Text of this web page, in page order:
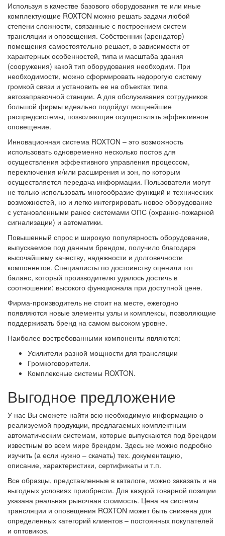
Используя в качестве базового оборудования те или иные
комплектующие ROXTON можно решать задачи любой
степени сложности, связанные с построением систем
трансляции и оповещения. Собственник (арендатор)
помещения самостоятельно решает, в зависимости от
характерных особенностей, типа и масштаба здания
(сооружения) какой тип оборудования необходим. При
необходимости, можно сформировать недорогую систему
громкой связи и установить ее на объектах типа
автозаправочной станции. А для обслуживания сотрудников
большой фирмы идеально подойдут мощнейшие
распредсистемы, позволяющие осуществлять эффективное
оповещение.
Инновационная система ROXTON – это возможность
использовать одновременно несколько постов для
осуществления эффективного управления процессом,
переключения и/или расширения и зон, по которым
осуществляется передача информации. Пользователи могут
не только использовать многообразие функций и технических
возможностей, но и легко интегрировать новое оборудование
с установленными ранее системами ОПС (охранно-пожарной
сигнализации) и автоматики.
Повышенный спрос и широкую популярность оборудование,
выпускаемое под данным брендом, получило благодаря
высочайшему качеству, надежности и долговечности
компонентов. Специалисты по достоинству оценили тот
баланс, который производителю удалось достичь в
соотношении: высокого функционала при доступной цене.
Фирма-производитель не стоит на месте, ежегодно
появляются новые элементы узлы и комплексы, позволяющие
поддерживать бренд на самом высоком уровне.
Наиболее востребованными компоненты являются:
Усилители разной мощности для трансляции
Громкоговорители.
Комплексные системы ROXTON.
Выгодное предложение
У нас Вы сможете найти всю необходимую информацию о
реализуемой продукции, предлагаемых комплектным
автоматическим системам, которые выпускаются под брендом
известным во всем мире брендом. Здесь же можно подробно
изучить (а если нужно – скачать) тех. документацию,
описание, характеристики, сертификаты и т.п.
Все образцы, представленные в каталоге, можно заказать и на
выгодных условиях приобрести. Для каждой товарной позиции
указана реальная рыночная стоимость. Цена на системы
трансляции и оповещения ROXTON может быть снижена для
определенных категорий клиентов – постоянных покупателей
и оптовиков.